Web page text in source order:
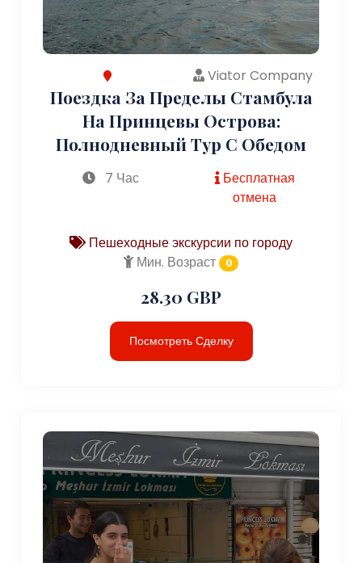
Viator Company
Поездка За Пределы Стамбула
На Принцевы Острова:
Полнодневный Тур С Обедом
7 Час
Бесплатная
отмена
Пешеходные экскурсии по городу
Мин. Возраст
0
28.30 GBP
Посмотреть Сделку